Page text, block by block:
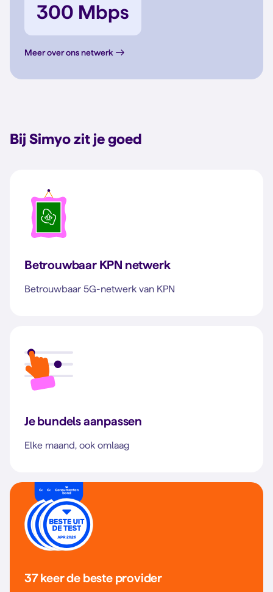
300 Mbps
Meer over ons netwerk
Bij Simyo zit je goed
Betrouwbaar KPN netwerk
Betrouwbaar 5G-netwerk van KPN
Je bundels aanpassen
Elke maand, ook omlaag
37 keer de beste provider